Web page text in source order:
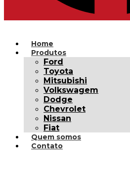
Home
Produtos
Ford
Toyota
Mitsubishi
Volkswagem
Dodge
Chevrolet
Nissan
Fiat
Quem somos
Contato